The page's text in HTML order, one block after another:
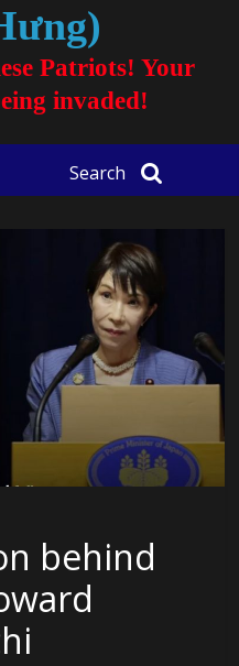
Patriots! Your
invaded!
Search
behind